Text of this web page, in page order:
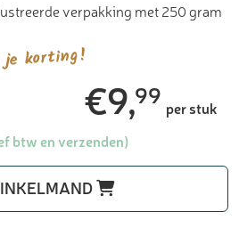
verpakking met 250 gram
je korting!
€9,99 per stuk
btw en verzenden)